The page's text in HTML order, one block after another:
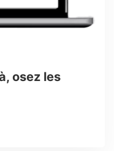
osez les